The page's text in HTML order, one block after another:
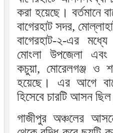
করা হয়েছে। বর্তমানে
বাগেরহাট সদর,
বাগেরহাট-২-এর
মোংলা উপজেলা এবং
কচুয়া, মোরেলগঞ্জ ও
হয়েছে। এর আগে
হিসেবে চারটি আসন
গাজীপুর অঞ্চলের